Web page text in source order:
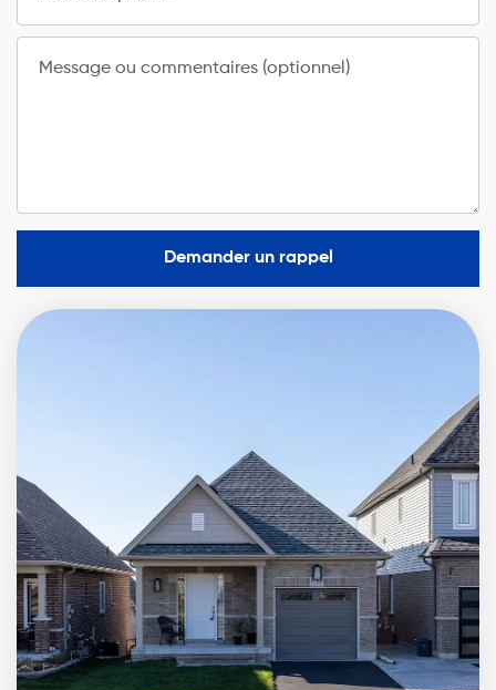
Message ou commentaires (optionnel)
Demander un rappel